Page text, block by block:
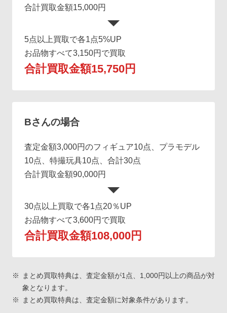
合計買取金額15,000円
5点以上買取で各1点5%UP
お品物すべて3,150円で買取
合計買取金額15,750円
Bさんの場合
査定金額3,000円のフィギュア10点、プラモデル
10点、特撮玩具10点、合計30点
合計買取金額90,000円
30点以上買取で各1点20％UP
お品物すべて3,600円で買取
合計買取金額108,000円
まとめ買取特典は、査定金額が1点、1,000円以上の商品が対
象となります。
まとめ買取特典は、査定金額に対象条件があります。